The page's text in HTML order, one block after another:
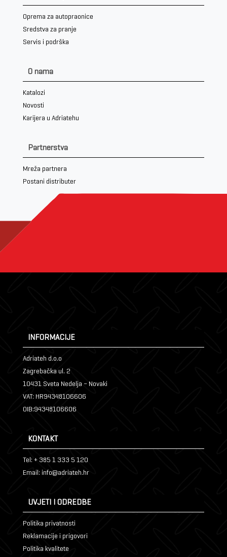
Oprema za autopraonice
Sredstva za pranje
Servis i podrška
O nama
Katalozi
Novosti
Karijera u Adriatehu
Partnerstva
Mreža partnera
Postani distributer
INFORMACIJE
Adriateh d.o.o
Zagrebačka ul. 2
10431 Sveta Nedelja – Novaki
VAT: HR94348106606
OIB:94348106606
KONTAKT
Tel: + 385 1 333 5 120
Email: info@adriateh.hr
UVJETI I ODREDBE
Politika privatnosti
Reklamacije i prigovori
Politika kvalitete